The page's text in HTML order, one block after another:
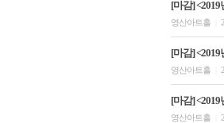
[마감]
영산아트홀
[마감]
영산아트홀
[마감]
영산아트홀